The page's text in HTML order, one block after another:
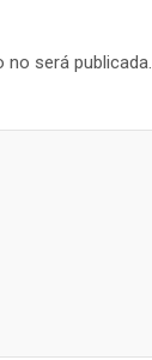
será publicada.